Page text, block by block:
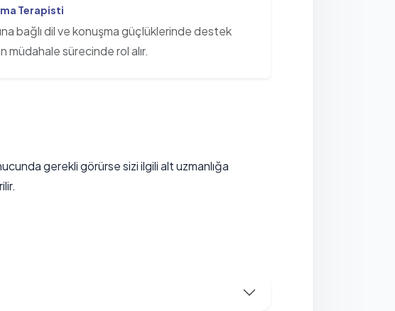
Terapisti
bağlı dil ve konuşma güçlüklerinde destek
müdahale sürecinde rol alır.
gerekli görürse sizi ilgili alt uzmanlığa